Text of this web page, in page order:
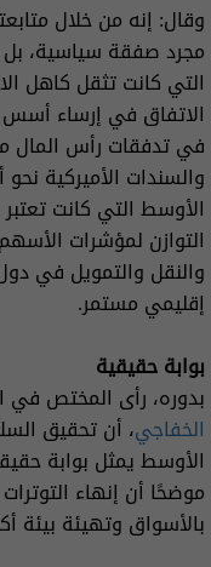
وقال: إنه من خلال
مجرد صفقة سياسية، بل
الاتفاق في إرساء أسس
في تدفقات رأس المال
والسندات الأميركية
الأوسط التي كانت
التوازن لمؤشرات
والنقل والتمويل في
إقليمي مستمر.
بوابة حقيقية
بدوره، رأى المختص في
الخفاجي، أن تحقيق
الأوسط يمثل بوابة
موضحًا أن إنهاء
بالأسواق وتهيئة بيئة